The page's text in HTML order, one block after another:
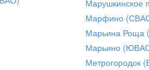
Марушкинское
Марфино
Марьина Роща
Марьино
Метрогородок